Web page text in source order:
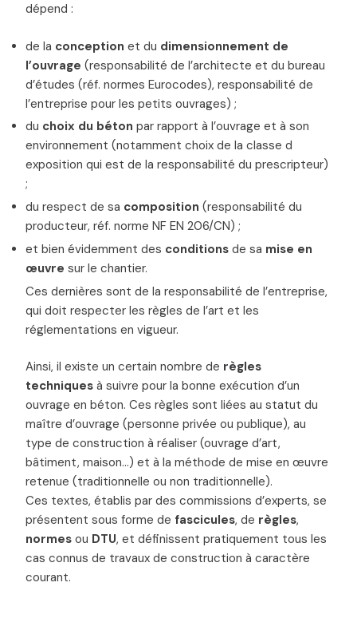
dépend :
de la conception et du dimensionnement de
l’ouvrage (responsabilité de l’architecte et du bureau
d’études (réf. normes Eurocodes), responsabilité de
l’entreprise pour les petits ouvrages) ;
du choix du béton par rapport à l’ouvrage et à son
environnement (notamment choix de la classe d
exposition qui est de la responsabilité du prescripteur)
;
du respect de sa composition (responsabilité du
producteur, réf. norme NF EN 206/CN) ;
et bien évidemment des conditions de sa mise en
œuvre sur le chantier.
Ces dernières sont de la responsabilité de l’entreprise,
qui doit respecter les règles de l’art et les
réglementations en vigueur.
Ainsi, il existe un certain nombre de règles
techniques à suivre pour la bonne exécution d’un
ouvrage en béton. Ces règles sont liées au statut du
maître d’ouvrage (personne privée ou publique), au
type de construction à réaliser (ouvrage d’art,
bâtiment, maison…) et à la méthode de mise en œuvre
retenue (traditionnelle ou non traditionnelle).
Ces textes, établis par des commissions d’experts, se
présentent sous forme de fascicules, de règles,
normes ou DTU, et définissent pratiquement tous les
cas connus de travaux de construction à caractère
courant.